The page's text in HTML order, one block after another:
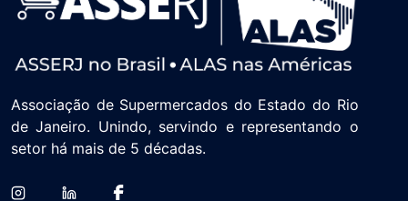
Associação de Supermercados do Estado do Rio
de Janeiro. Unindo, servindo e representando o
setor há mais de 5 décadas.